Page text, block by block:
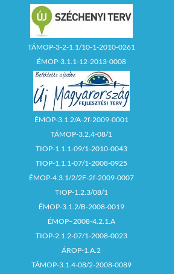
TÁMOP-3-2-1.1/10-1-2010-0261
ÉMOP-3.1.1-12-2013-0008
ÉMOP-3.1.2/A-2f-2009-0001
TÁMOP-3.2.4-08/1
TIOP-1.1.1-09/1-2010-0043
TIOP-1.1.1-07/1-2008-0925
ÉMOP-4.3.1/2/2F-2f-2009-0007
TIOP-1.2.3/08/1
ÉMOP-3.1.2/B-2008-0019
ÉMOP–2008-4.2.1.A
TIOP-2.1.2-07/1-2008-0023
ÁROP-1.A.2
TÁMOP-3.1.4-08/2-2008-0089